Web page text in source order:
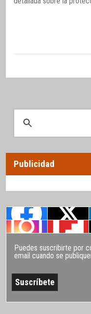
Publicidad
Puedes suscribirte por
email cuando se